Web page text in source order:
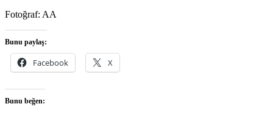
Fotoğraf: AA
Bunu paylaş:
Facebook X
Bunu beğen: